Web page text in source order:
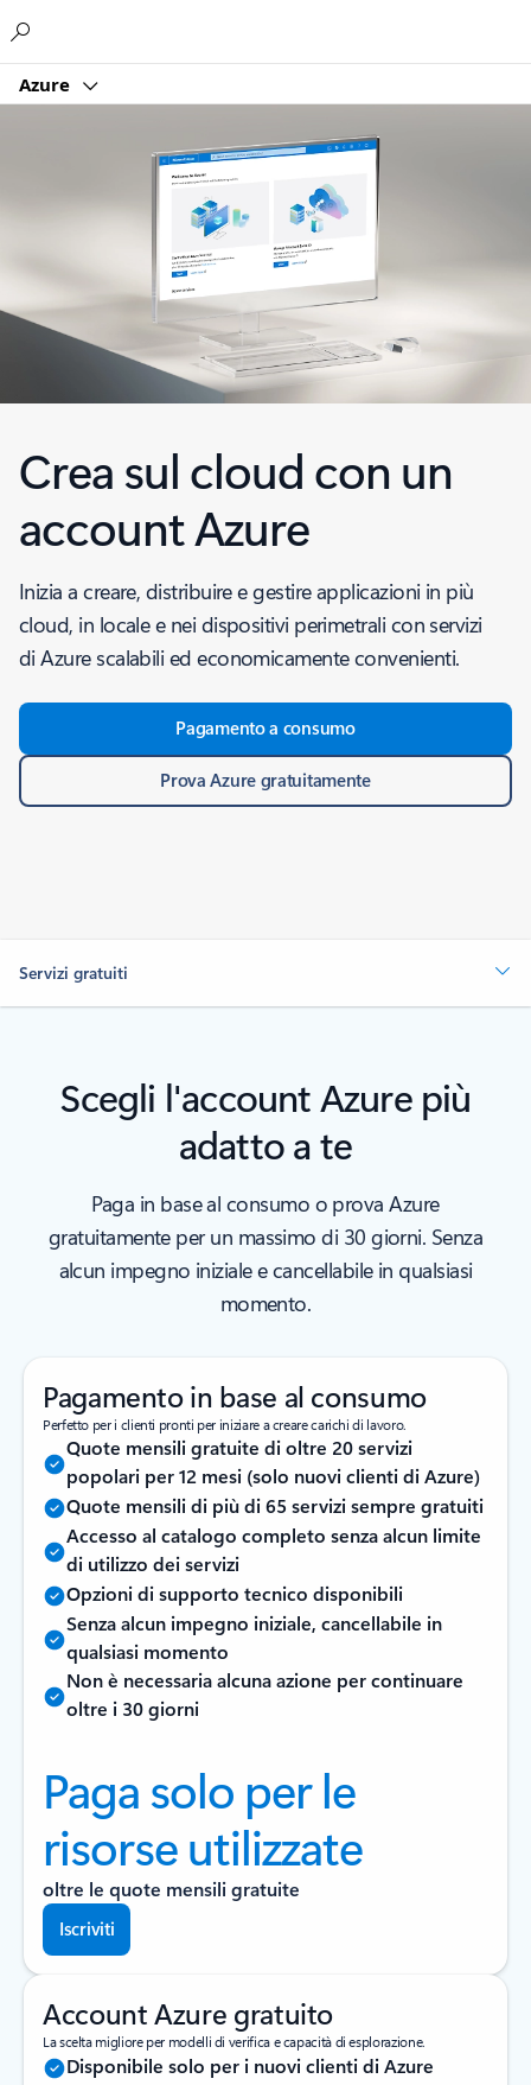
Azure
Crea sul cloud con un
account Azure
Inizia a creare, distribuire e gestire applicazioni in più
cloud, in locale e nei dispositivi perimetrali con servizi
di Azure scalabili ed economicamente convenienti.
Pagamento a consumo
Prova Azure gratuitamente
Servizi gratuiti
Scegli l'account Azure più
adatto a te
Paga in base al consumo o prova Azure
gratuitamente per un massimo di 30 giorni. Senza
alcun impegno iniziale e cancellabile in qualsiasi
momento.
Pagamento in base al consumo
Perfetto per i clienti pronti per iniziare a creare carichi di lavoro.
Quote mensili gratuite di oltre 20 servizi
popolari per 12 mesi (solo nuovi clienti di Azure)
Quote mensili di più di 65 servizi sempre gratuiti
Accesso al catalogo completo senza alcun limite
di utilizzo dei servizi
Opzioni di supporto tecnico disponibili
Senza alcun impegno iniziale, cancellabile in
qualsiasi momento
Non è necessaria alcuna azione per continuare
oltre i 30 giorni
Paga solo per le
risorse utilizzate
oltre le quote mensili gratuite
Iscriviti
Account Azure gratuito
La scelta migliore per modelli di verifica e capacità di esplorazione.
Disponibile solo per i nuovi clienti di Azure